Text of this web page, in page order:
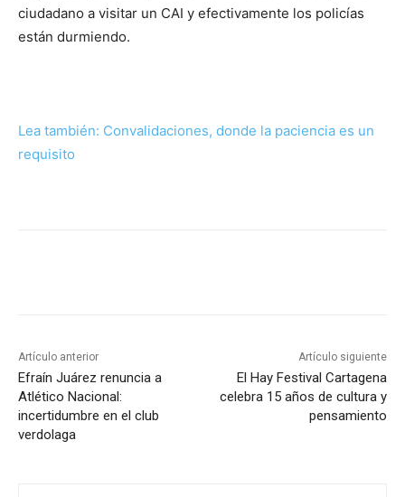
ciudadano a visitar un CAI y efectivamente los policías
están durmiendo.
Lea también: Convalidaciones, donde la paciencia es un
requisito
Artículo anterior
Efraín Juárez renuncia a
Atlético Nacional:
incertidumbre en el club
verdolaga
Artículo siguiente
El Hay Festival Cartagena
celebra 15 años de cultura y
pensamiento